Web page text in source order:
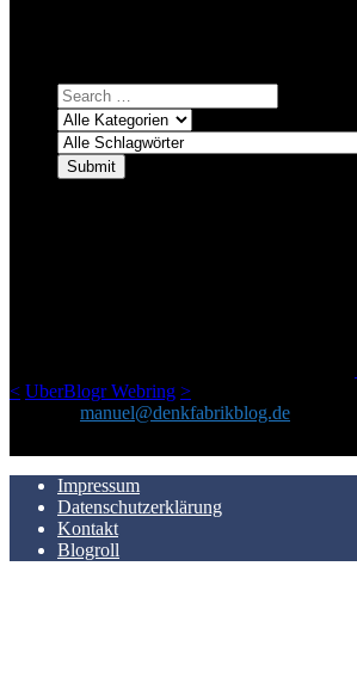
< UberBlogr Webring >
manuel@denkfabrikblog.de
Impressum
Datenschutzerklärung
Kontakt
Blogroll